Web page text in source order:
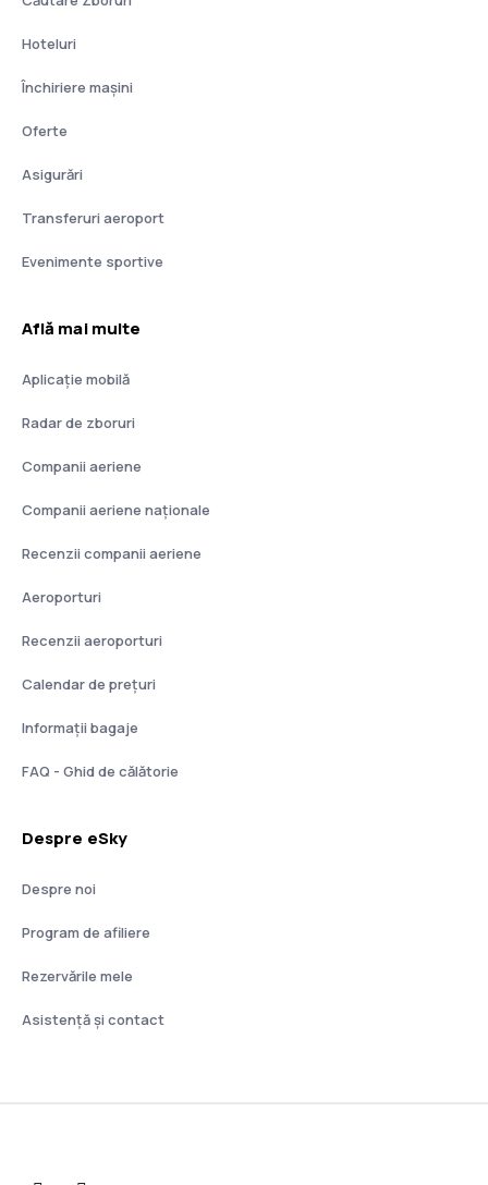
Hoteluri
Închiriere mașini
Oferte
Asigurări
Transferuri aeroport
Evenimente sportive
Află mai multe
Aplicație mobilă
Radar de zboruri
Companii aeriene
Companii aeriene naţionale
Recenzii companii aeriene
Aeroporturi
Recenzii aeroporturi
Calendar de prețuri
Informații bagaje
FAQ - Ghid de călătorie
Despre eSky
Despre noi
Program de afiliere
Rezervările mele
Asistenţă şi contact